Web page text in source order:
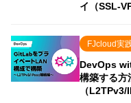
イ（SSL-
FJcloud実
DevOps
構築する方
（